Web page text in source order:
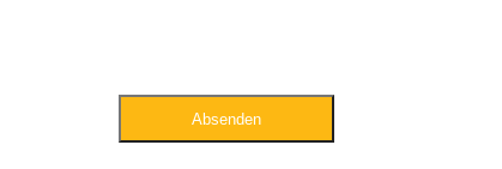
Absenden